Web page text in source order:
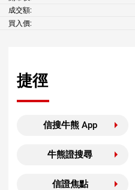
成交額:
買入價:
捷徑
信搜牛熊 App
牛熊證搜尋
信證焦點